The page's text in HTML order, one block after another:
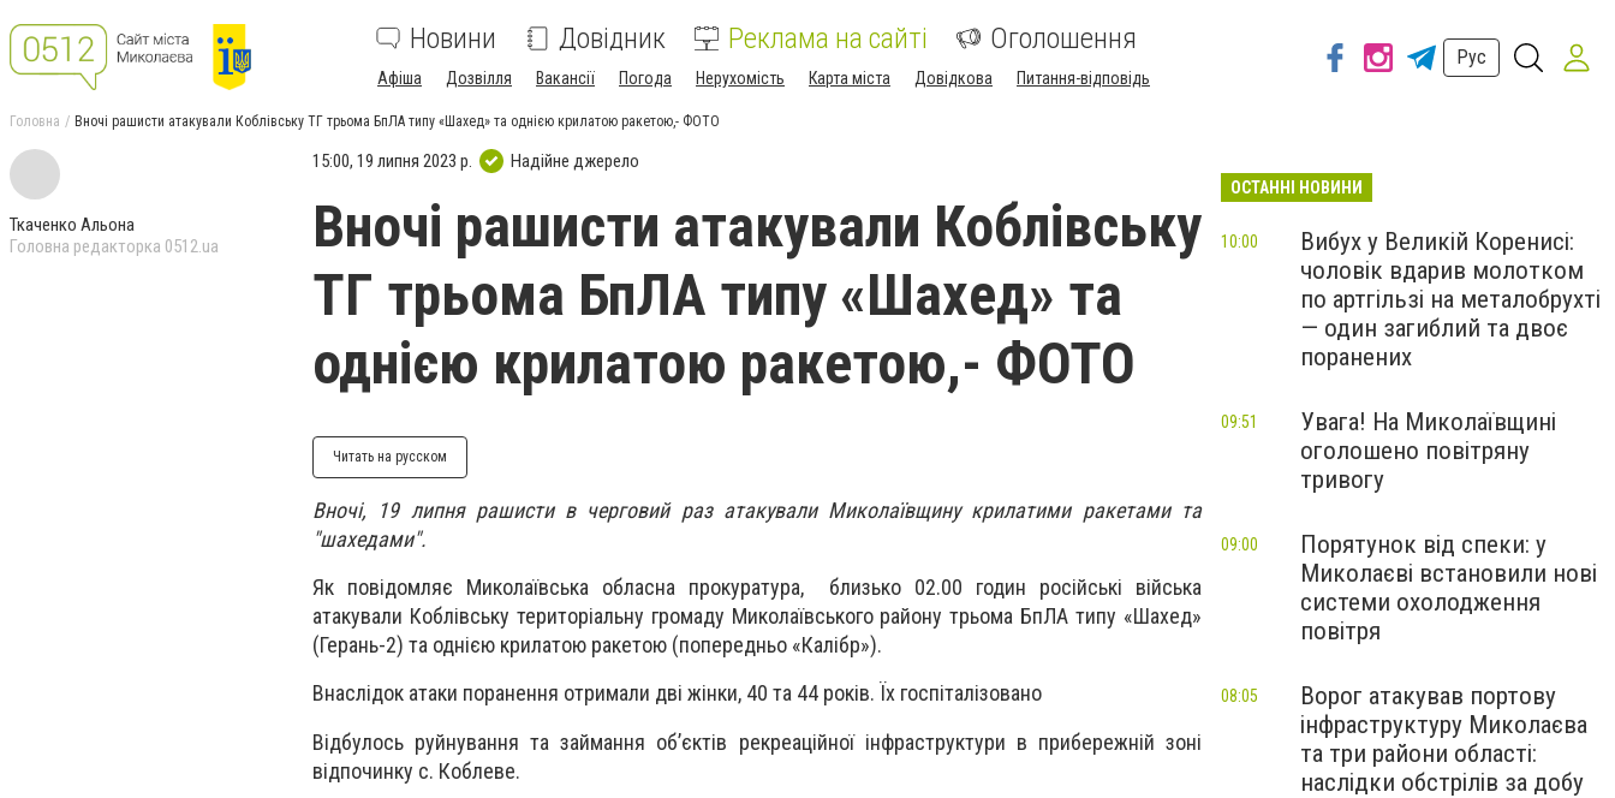
Новини Довідник Реклама на сайті Оголошення
Афіша Дозвілля Вакансії Погода Нерухомість Карта міста Довідкова Питання-відповідь
Рус
Головна Вночі рашисти атакували Коблівську ТГ трьома БпЛА типу «Шахед» та однією крилатою ракетою,- ФОТО
Ткаченко Альона
Головна редакторка 0512.ua
15:00, 19 липня 2023 р. Надійне джерело
Вночі рашисти атакували Коблівську
ТГ трьома БпЛА типу «Шахед» та
однією крилатою ракетою,- ФОТО
Читать на русском
Вночі, 19 липня рашисти в черговий раз атакували Миколаївщину крилатими ракетами та
"шахедами".
Як повідомляє Миколаївська обласна прокуратура,
близько 02.00 годин російські війська
атакували Коблівську територіальну громаду Миколаївського району трьома БпЛА типу «Шахед»
(Герань-2) та однією крилатою ракетою (попередньо «Калібр»).
Внаслідок атаки поранення отримали дві жінки, 40 та 44 років. Їх госпіталізовано
Відбулось руйнування та займання об’єктів рекреаційної інфраструктури в прибережній зоні
відпочинку с. Коблеве.
ОСТАННІ НОВИНИ
Вибух у Великій Коренисі:
чоловік вдарив молотком
по артгільзі на металобрухті
— один загиблий та двоє
поранених
10:00
Увага! На Миколаївщині
оголошено повітряну
тривогу
09:51
Порятунок від спеки: у
Миколаєві встановили нові
системи охолодження
повітря
09:00
Ворог атакував портову
інфраструктуру Миколаєва
та три райони області:
наслідки обстрілів за добу
08:05